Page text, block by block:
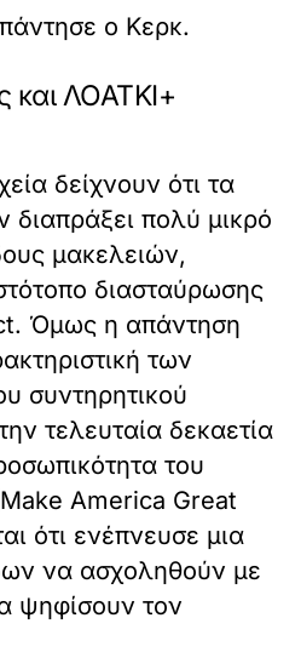
ο Κερκ.
και ΛΟΑΤΚΙ+
δείχνουν ότι τα
διαπράξει πολύ μικρό
μακελειών,
διασταύρωσης
Όμως η απάντηση
των
συντηρητικού
τελευταία δεκαετία
του
America Great
ότι ενέπνευσε μια
να ασχοληθούν με
ψηφίσουν τον